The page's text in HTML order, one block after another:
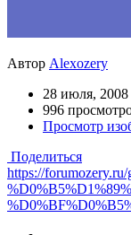
Автор Alexozery
28 июля, 2008
996
Просмотр
Поделиться
https://